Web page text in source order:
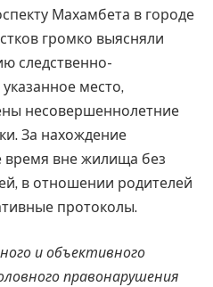
Махамбета в городе
громко выясняли
следственно-
место,
несовершеннолетние
За нахождение
время вне жилища без
в отношении родителей
протоколы.
и объективного
правонарушения